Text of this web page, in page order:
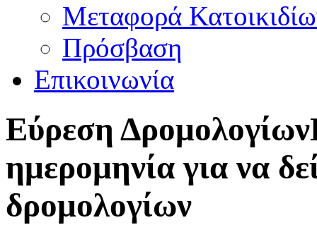
Μεταφορά
Πρόσβαση
Επικοινωνία
Εύρεση Δρομολογίων
ημερομηνία για να
δρομολογίων